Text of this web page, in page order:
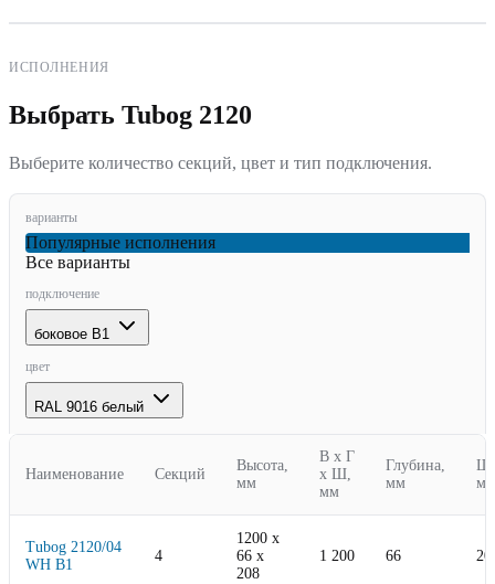
ИСПОЛНЕНИЯ
Выбрать Tubog 2120
Выберите количество секций, цвет и тип подключения.
варианты
Популярные исполнения
Все варианты
подключение
боковое B1
цвет
RAL 9016 белый
Наименование Секций
Высота,
мм
В х Г
х Ш,
мм
Глубина,
мм
мм
Tubog 2120/04
WH B1
4
1200 x
66 x
208
1 200 66